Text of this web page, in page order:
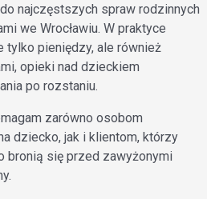
najczęstszych spraw rodzinnych
we Wrocławiu. W praktyce
pieniędzy, ale również
opieki nad dzieckiem
po rozstaniu.
zarówno osobom
dziecko, jak i klientom, którzy
bronią się przed zawyżonymi